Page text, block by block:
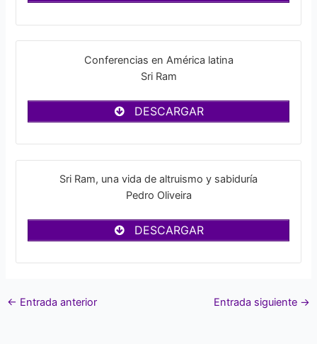
Conferencias en América latina
Sri Ram
DESCARGAR
Sri Ram, una vida de altruismo y sabiduría
Pedro Oliveira
DESCARGAR
← Entrada anterior Entrada siguiente →